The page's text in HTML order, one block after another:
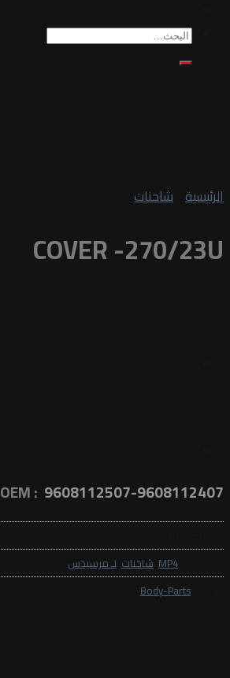
بحث
عن:
الرئيسية شاحنات
COVER -270/23U
OEM : 9608112507-9608112407
MP4 شاحنات لـ مرسيدس
Body-Parts